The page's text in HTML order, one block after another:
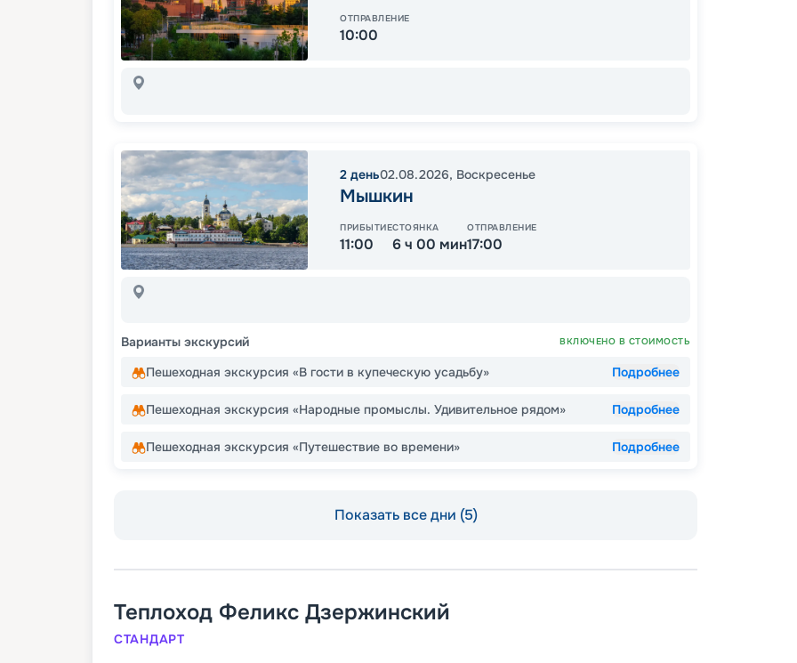
ОТПРАВЛЕНИЕ
10:00
2 день02.08.2026, Воскресенье
Мышкин
ПРИБЫТИЕ
11:00
СТОЯНКА
6 ч 00 мин
ОТПРАВЛЕНИЕ
17:00
Варианты экскурсий ВКЛЮЧЕНО В СТОИМОСТЬ
Пешеходная экскурсия «В гости в купеческую усадьбу» Подробнее
Пешеходная экскурсия «Народные промыслы. Удивительное рядом» Подробнее
Пешеходная экскурсия «Путешествие во времени» Подробнее
Показать все дни (5)
Теплоход Феликс Дзержинский
СТАНДАРТ